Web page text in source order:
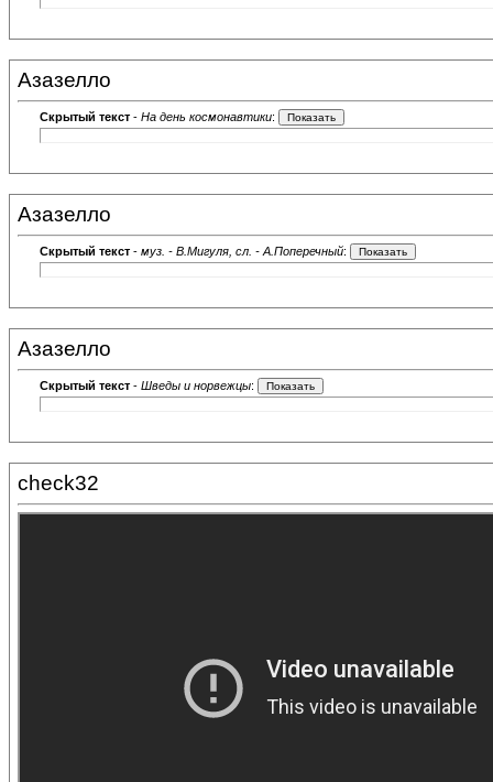
Азазелло
Скрытый текст - На день космонавтики:
Азазелло
Скрытый текст - муз. - В.Мигуля, сл. - А.Поперечный:
Азазелло
Скрытый текст - Шведы и норвежцы:
check32